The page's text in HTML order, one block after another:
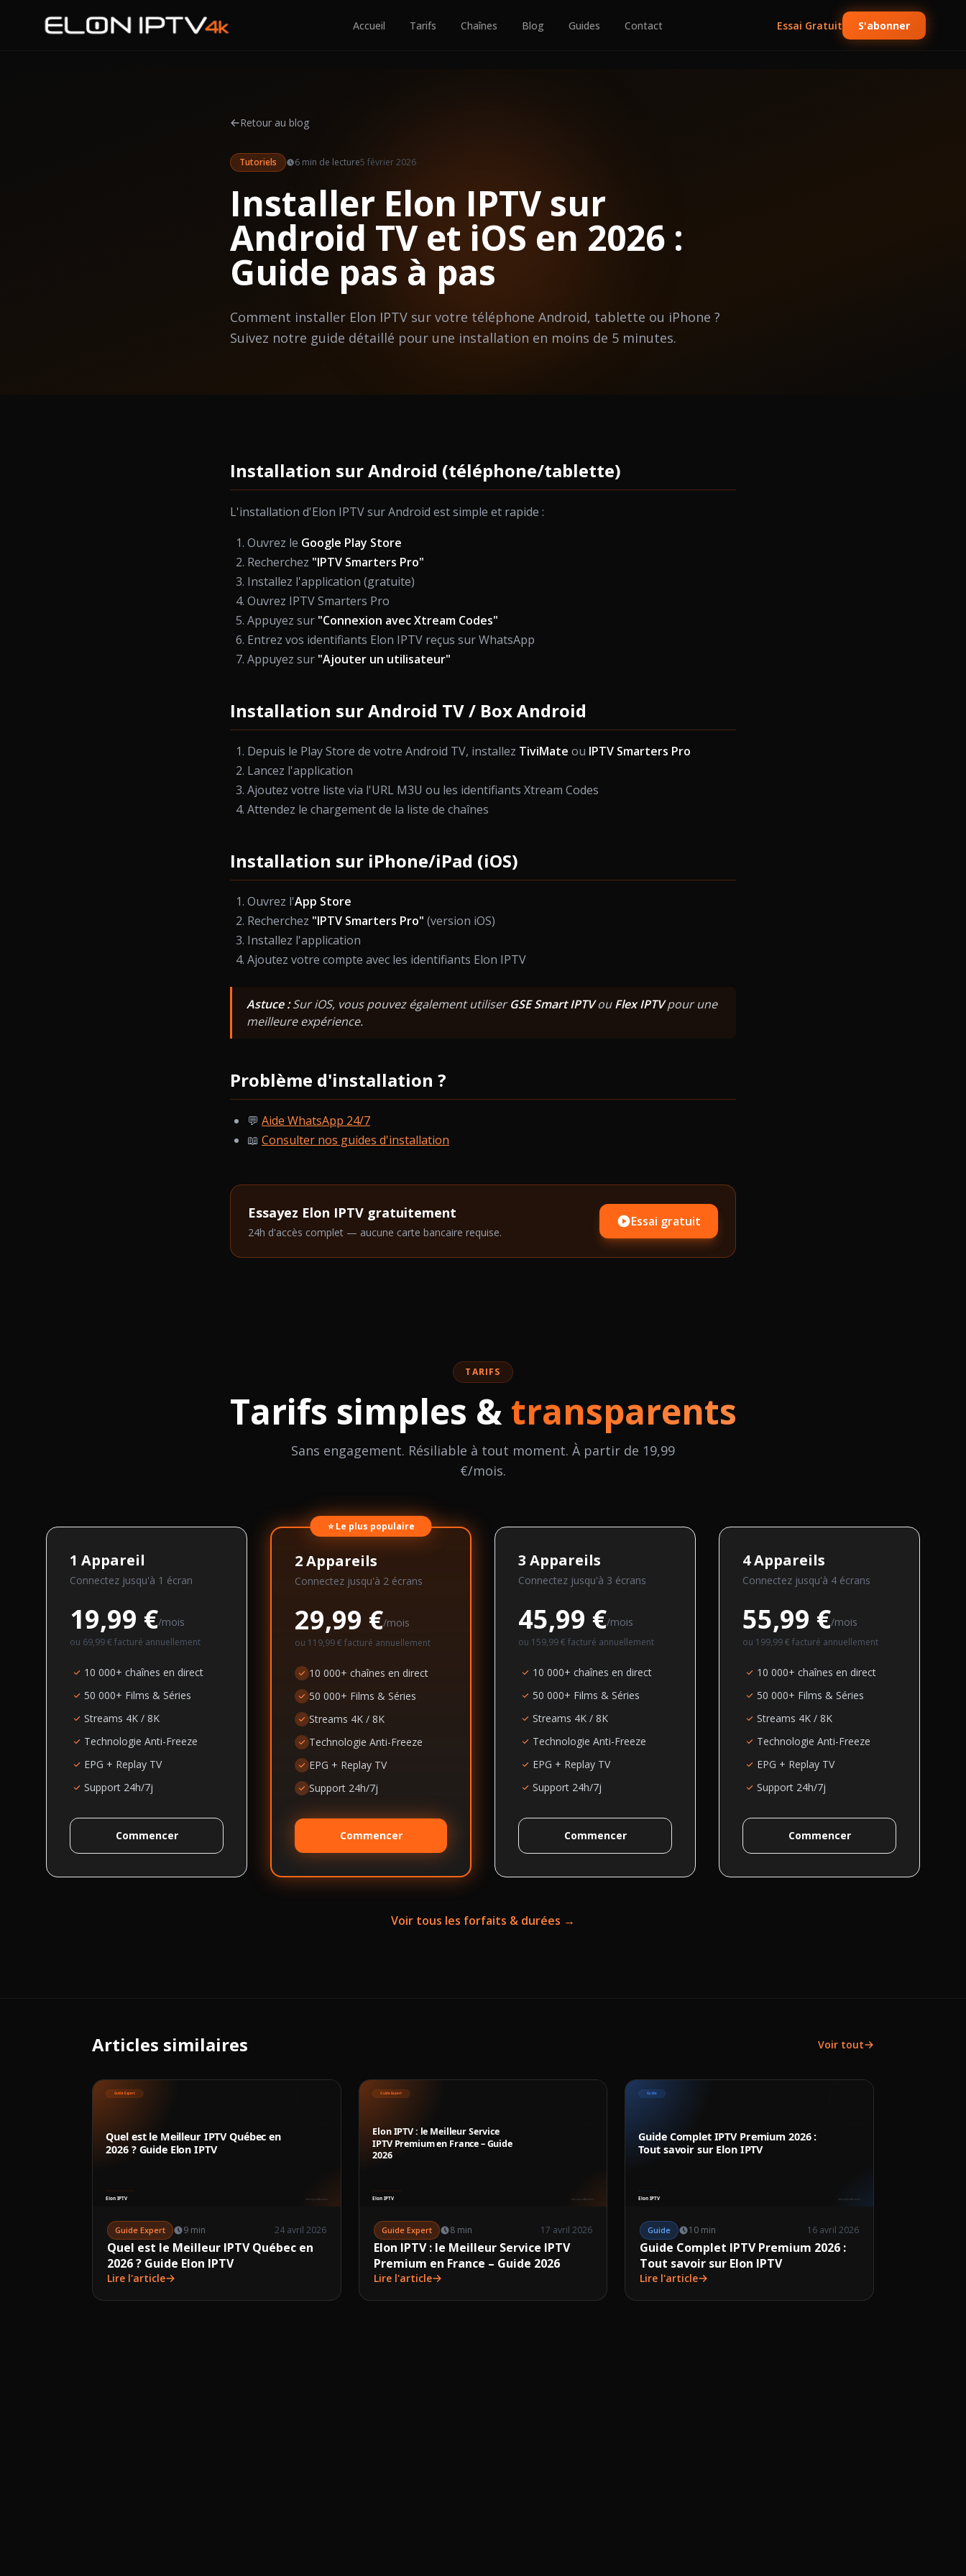
Accueil Tarifs Chaînes Blog Guides Contact Essai Gratuit S'abonner
Essai Gratuit
S'abonner
Retour au blog
Tutoriels 6 min de lecture5 février 2026
Installer Elon IPTV sur
Android TV et iOS en 2026 :
Guide pas à pas
Comment installer Elon IPTV sur votre téléphone Android, tablette ou iPhone ?
Suivez notre guide détaillé pour une installation en moins de 5 minutes.
Installation sur Android (téléphone/tablette)
L'installation d'Elon IPTV sur Android est simple et rapide :
Ouvrez le Google Play Store
Recherchez "IPTV Smarters Pro"
Installez l'application (gratuite)
Ouvrez IPTV Smarters Pro
Appuyez sur "Connexion avec Xtream Codes"
Entrez vos identifiants Elon IPTV reçus sur WhatsApp
Appuyez sur "Ajouter un utilisateur"
Installation sur Android TV / Box Android
Depuis le Play Store de votre Android TV, installez TiviMate ou IPTV Smarters Pro
Lancez l'application
Ajoutez votre liste via l'URL M3U ou les identifiants Xtream Codes
Attendez le chargement de la liste de chaînes
Installation sur iPhone/iPad (iOS)
Ouvrez l'App Store
Recherchez "IPTV Smarters Pro" (version iOS)
Installez l'application
Ajoutez votre compte avec les identifiants Elon IPTV
Astuce :Sur iOS, vous pouvez également utiliserGSE Smart IPTVouFlex IPTVpour une
meilleure expérience.
Problème d'installation ?
💬 Aide WhatsApp 24/7
📖 Consulter nos guides d'installation
Essayez Elon IPTV gratuitement
24h d'accès complet — aucune carte bancaire requise.
Essai gratuit
TARIFS
Tarifs simples & transparents
Sans engagement. Résiliable à tout moment. À partir de 19,99
€/mois.
1 Appareil
Connectez jusqu'à 1 écran
19,99 €/mois
ou 69,99 € facturé annuellement
10 000+ chaînes en direct
50 000+ Films & Séries
Streams 4K / 8K
Technologie Anti-Freeze
EPG + Replay TV
Support 24h/7j
Commencer
⭐ Le plus populaire
2Appareils
Connectez jusqu'à 2 écrans
29,99 €/mois
ou 119,99 €facturé annuellement
10 000+ chaînes en direct
50 000+ Films & Séries
Streams 4K / 8K
Technologie Anti-Freeze
EPG + Replay TV
Support 24h/7j
Commencer
3 Appareils
Connectez jusqu'à 3 écrans
45,99 €/mois
ou 159,99 € facturé annuellement
10 000+ chaînes en direct
50 000+ Films & Séries
Streams 4K / 8K
Technologie Anti-Freeze
EPG + Replay TV
Support 24h/7j
Commencer
4Appareils
Connectez jusqu'à 4 écrans
55,99 €/mois
ou 199,99 € facturé annuellement
10 000+ chaînes en direct
50 000+ Films & Séries
Streams 4K / 8K
Technologie Anti-Freeze
EPG + Replay TV
Support 24h/7j
Commencer
Voir tous les forfaits & durées →
Articles similaires Voir tout
Guide Expert 9 min 24 avril 2026
Quel est le Meilleur IPTV Québec en
2026 ? Guide Elon IPTV
Lire l'article
Guide Expert 8 min 17 avril 2026
Elon IPTV : le Meilleur Service IPTV
Premium en France – Guide 2026
Lire l'article
Guide 10 min 16 avril 2026
Guide Complet IPTV Premium 2026 :
Tout savoir sur Elon IPTV
Lire l'article